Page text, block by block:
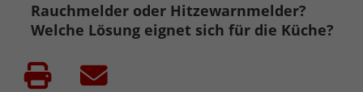
Rauchmelder oder Hitzewarnmelder?
Welche Lösung eignet sich für die Küche?